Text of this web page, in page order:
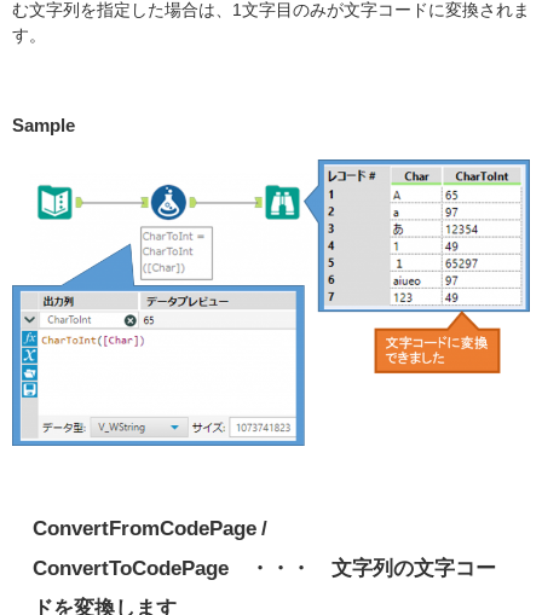
む文字列を指定した場合は、1文字目のみが文字コードに変換されま
す。
Sample
ConvertFromCodePage /
ConvertToCodePage ・・・ 文字列の文字コー
ドを変換します